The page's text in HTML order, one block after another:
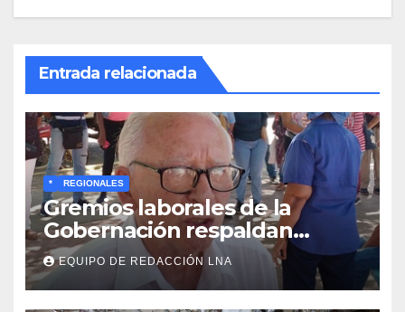
Entrada relacionada
* REGIONALES
Gremios laborales de la
Gobernación respaldan
propuesta de Bono
Recreativo de 100 dólares
para jubilados, pensionados y
EQUIPO DE REDACCIÓN LNA